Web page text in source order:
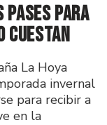
pases para
cuestan
La Hoya
invernal
para recibir a
en la